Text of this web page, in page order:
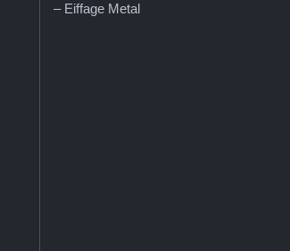
– Eiffage Metal